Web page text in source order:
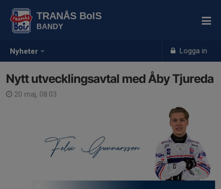
Nyheter Logga in
TRANÅS BoIS
BANDY
Nytt utvecklingsavtal med Åby Tjureda
20 maj, 08:03